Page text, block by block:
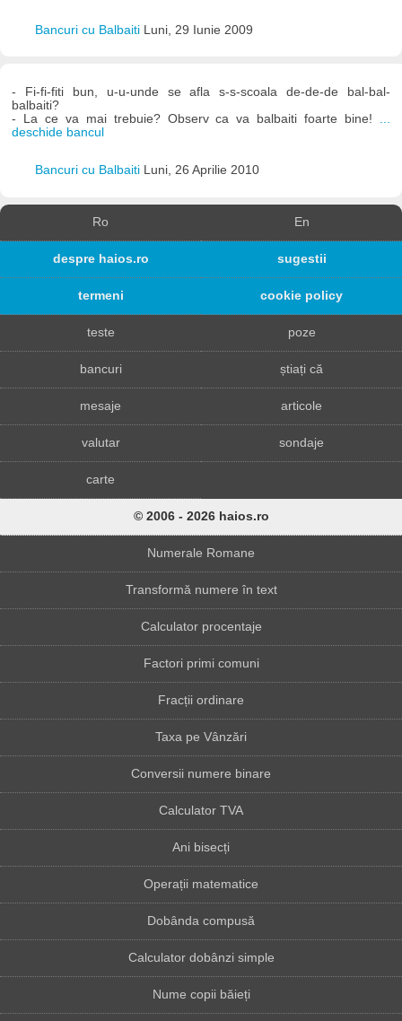
Bancuri cu Balbaiti Luni, 29 Iunie 2009
- Fi-fi-fiti bun, u-u-unde se afla s-s-scoala de-de-de bal-bal-
balbaiti?
- La ce va mai trebuie? Observ ca va balbaiti foarte bine! ...
deschide bancul
Bancuri cu Balbaiti Luni, 26 Aprilie 2010
Ro En
despre haios.ro sugestii
termeni cookie policy
teste poze
bancuri știați că
mesaje articole
valutar sondaje
carte
© 2006 - 2026 haios.ro
Numerale Romane
Transformă numere în text
Calculator procentaje
Factori primi comuni
Fracții ordinare
Taxa pe Vânzări
Conversii numere binare
Calculator TVA
Ani bisecți
Operații matematice
Dobânda compusă
Calculator dobânzi simple
Nume copii băieți